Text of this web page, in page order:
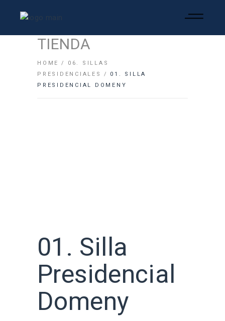
TIENDA
HOME
06. SILLAS
PRESIDENCIALES
01. SILLA
PRESIDENCIAL DOMENY
01. Silla
Presidencial
Domeny